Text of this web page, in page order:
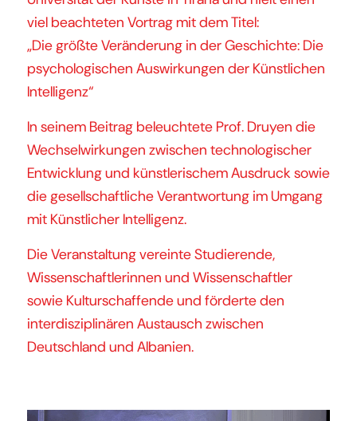
viel beachteten Vortrag mit dem Titel:
„Die größte Veränderung in der Geschichte: Die
psychologischen Auswirkungen der Künstlichen
Intelligenz“
In seinem Beitrag beleuchtete Prof. Druyen die
Wechselwirkungen zwischen technologischer
Entwicklung und künstlerischem Ausdruck sowie
die gesellschaftliche Verantwortung im Umgang
mit Künstlicher Intelligenz.
Die Veranstaltung vereinte Studierende,
Wissenschaftlerinnen und Wissenschaftler
sowie Kulturschaffende und förderte den
interdisziplinären Austausch zwischen
Deutschland und Albanien.